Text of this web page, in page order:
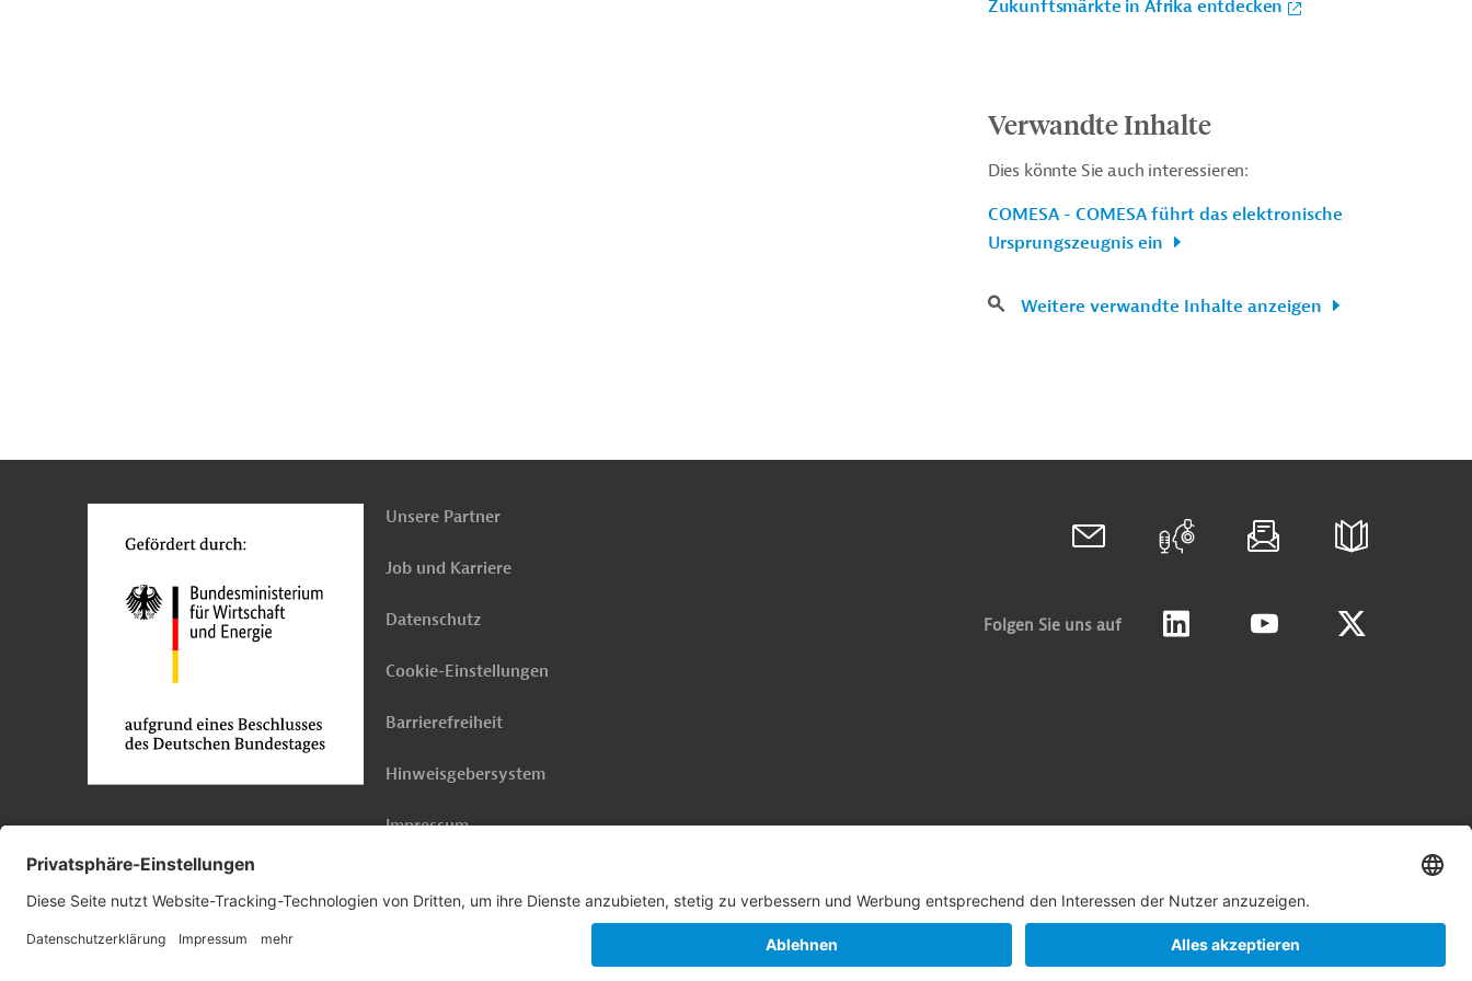
Zukunftsmärkte in Afrika entdecken
Verwandte Inhalte
Dies könnte Sie auch interessieren:
COMESA - COMESA führt das elektronische
Ursprungszeugnis ein
Weitere verwandte Inhalte anzeigen
oben
Unsere Partner
Job und Karriere
Datenschutz
Cookie-Einstellungen
Barrierefreiheit
Hinweisgebersystem
Impressum
Folgen Sie uns auf